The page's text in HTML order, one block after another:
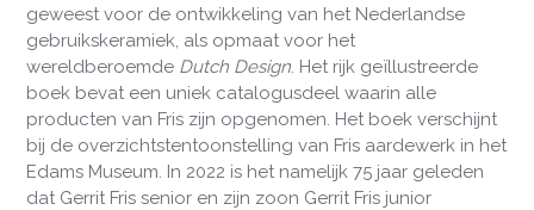
geweest voor de ontwikkeling van het Nederlandse
gebruikskeramiek, als opmaat voor het
wereldberoemde Dutch Design . Het rijk geïllustreerde
boek bevat een uniek catalogusdeel waarin alle
producten van Fris zijn opgenomen. Het boek verschijnt
bij de overzichtstentoonstelling van Fris aardewerk in het
Edams Museum. In 2022 is het namelijk 75 jaar geleden
dat Gerrit Fris senior en zijn zoon Gerrit Fris junior